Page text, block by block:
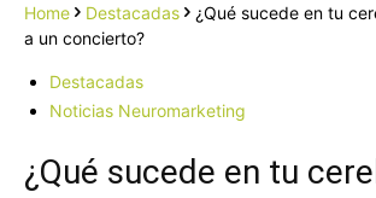
Home Destacadas
¿Qué sucede en tu
a un concierto?
Destacadas
Noticias Neuromarketing
¿Qué sucede en tu